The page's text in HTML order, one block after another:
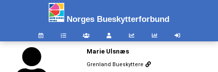
Norges Bueskytterforbund
Marie Ulsnæs
Grenland Bueskyttere